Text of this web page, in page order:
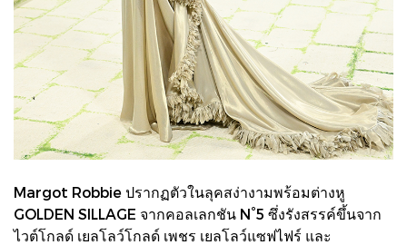
Margot Robbie ปรากฏตัวในลุคสง่างามพร้อมต่างหู
GOLDEN SILLAGE จากคอลเลกชัน N°5 ซึ่งรังสรรค์ขึ้นจาก
ไวต์โกลด์ เยลโลว์โกลด์ เพชร เยลโลว์แซฟไฟร์ และ